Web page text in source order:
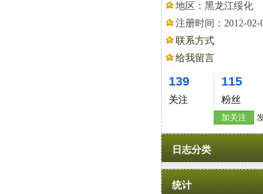
地区： 黑龙江绥化
注册时间： 2012-02-
联系方式
给我留言
139
关注
115
粉丝
加关注
日志分类
统计